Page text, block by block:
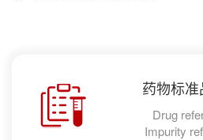
药物标
Drug
Impurity